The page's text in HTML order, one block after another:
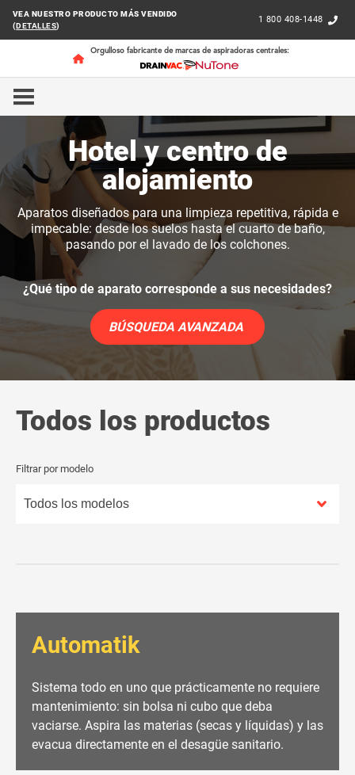
VEA NUESTRO PRODUCTO MÁS VENDIDO
(DETALLES)
1 800 408-1448
Orgulloso fabricante de marcas de aspiradoras centrales:
INICIO
Hotel y centro de
alojamiento
Aparatos diseñados para una limpieza repetitiva, rápida e
impecable: desde los suelos hasta el cuarto de baño,
pasando por el lavado de los colchones.
¿Qué tipo de aparato corresponde a sus necesidades?
BÚSQUEDA AVANZADA
Todos los productos
Filtrar por modelo
Automatik
Sistema todo en uno que prácticamente no requiere
mantenimiento: sin bolsa ni cubo que deba
vaciarse. Aspira las materias (secas y líquidas) y las
evacua directamente en el desagüe sanitario.